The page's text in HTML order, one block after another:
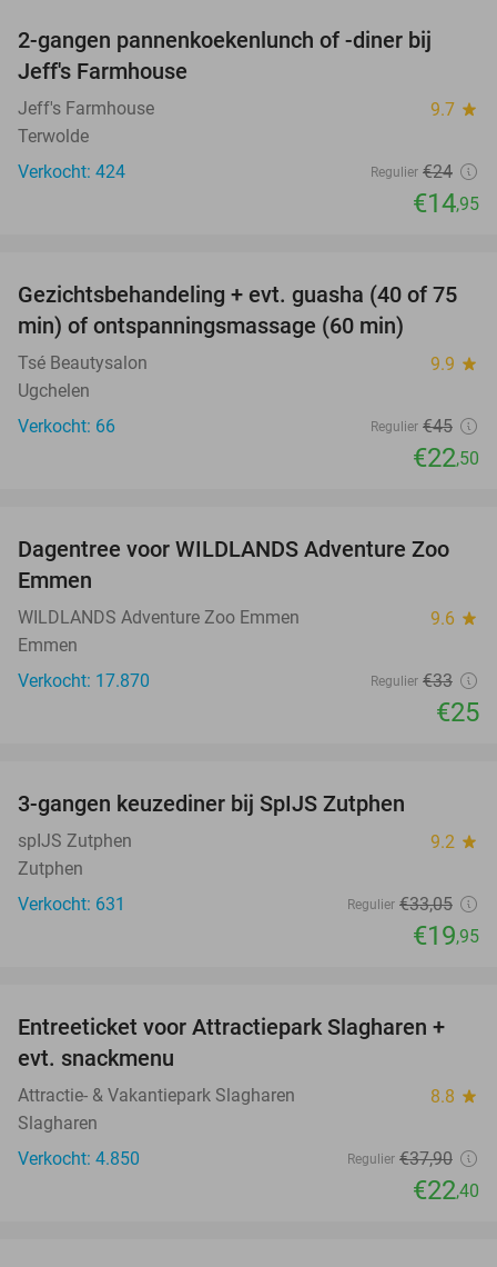
38%
2-gangen pannenkoekenlunch of -diner bij
Jeff's Farmhouse
Jeff's Farmhouse 9.7 star
Terwolde
Verkocht: 424
Regulier €24
€14,95
50%
OUT
Gezichtsbehandeling + evt. guasha (40 of 75
min) of ontspanningsmassage (60 min)
Tsé Beautysalon 9.9 star
Ugchelen
Verkocht: 66
Regulier €45
€22,50
24%
Dagentree voor WILDLANDS Adventure Zoo
Emmen
WILDLANDS Adventure Zoo Emmen 9.6 star
Emmen
Verkocht: 17.870
Regulier €33
€25
3-gangen keuzediner bij SpIJS Zutphen
spIJS Zutphen 9.2 star
Zutphen
Verkocht: 631
Regulier €33,05
€19,95
41%
Entreeticket voor Attractiepark Slagharen +
evt. snackmenu
Attractie- & Vakantiepark Slagharen 8.8 star
Slagharen
Verkocht: 4.850
Regulier €37,90
€22,40